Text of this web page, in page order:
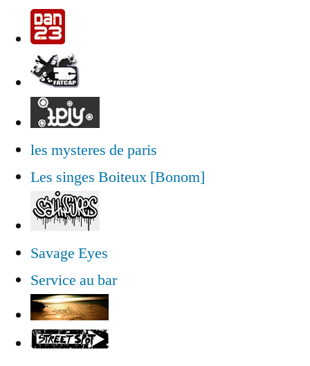
les mysteres de paris
Les singes Boiteux [Bonom]
Savage Eyes
Service au bar